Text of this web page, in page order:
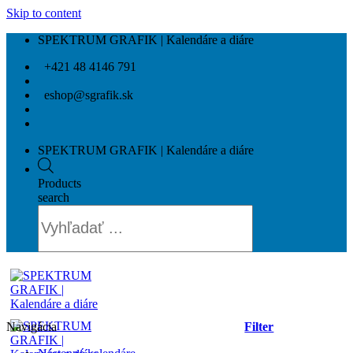
Skip to content
SPEKTRUM GRAFIK | Kalendáre a diáre
+421 48 4146 791
eshop@sgrafik.sk
SPEKTRUM GRAFIK | Kalendáre a diáre
Products
search
Filter
Navigácia